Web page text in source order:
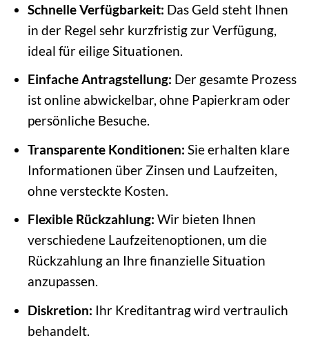
Schnelle Verfügbarkeit: Das Geld steht Ihnen
in der Regel sehr kurzfristig zur Verfügung,
ideal für eilige Situationen.
Einfache Antragstellung: Der gesamte Prozess
ist online abwickelbar, ohne Papierkram oder
persönliche Besuche.
Transparente Konditionen: Sie erhalten klare
Informationen über Zinsen und Laufzeiten,
ohne versteckte Kosten.
Flexible Rückzahlung: Wir bieten Ihnen
verschiedene Laufzeitenoptionen, um die
Rückzahlung an Ihre finanzielle Situation
anzupassen.
Diskretion: Ihr Kreditantrag wird vertraulich
behandelt.